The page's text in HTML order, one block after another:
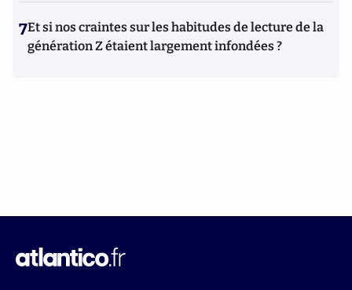
7Et si nos craintes sur les habitudes de lecture de la
génération Z étaient largement infondées ?